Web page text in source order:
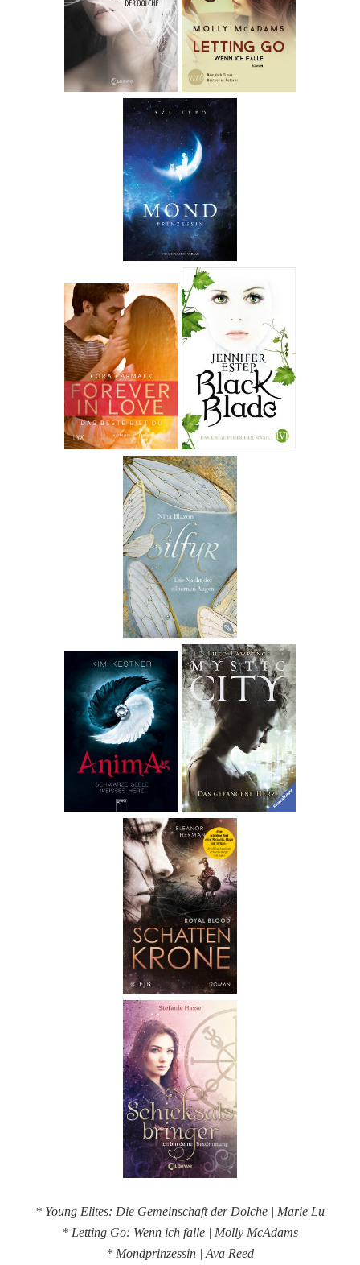
* Young Elites: Die Gemeinschaft der Dolche | Marie Lu
* Letting Go: Wenn ich falle | Molly McAdams
* Mondprinzessin | Ava Reed